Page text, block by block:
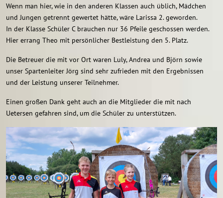
Wenn man hier, wie in den anderen Klassen auch üblich, Mädchen
und Jungen getrennt gewertet hätte, wäre Larissa 2. geworden.
In der Klasse Schüler C brauchen nur 36 Pfeile geschossen werden.
Hier errang Theo mit persönlicher Bestleistung den 5. Platz.
Die Betreuer die mit vor Ort waren Luly, Andrea und Björn sowie
unser Spartenleiter Jörg sind sehr zufrieden mit den Ergebnissen
und der Leistung unserer Teilnehmer.
Einen großen Dank geht auch an die Mitglieder die mit nach
Uetersen gefahren sind, um die Schüler zu unterstützen.